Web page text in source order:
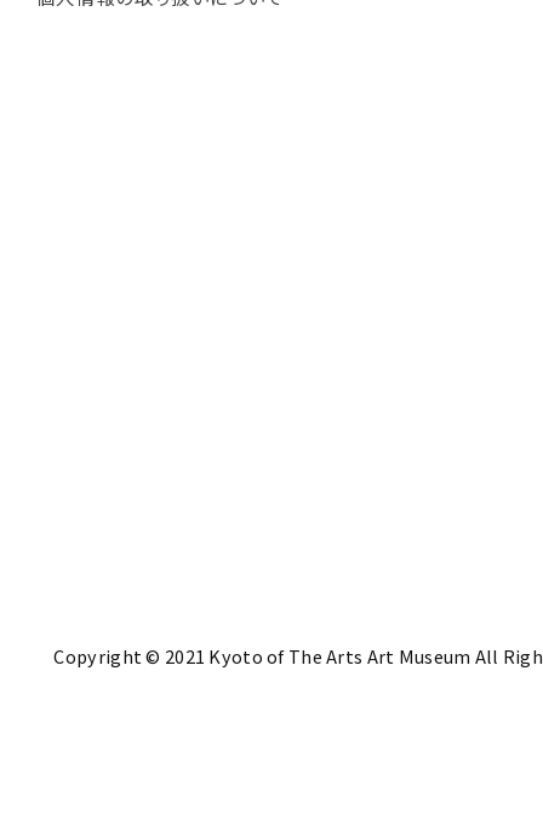
Copyright © 2021 Kyoto of The Arts Art Museum All